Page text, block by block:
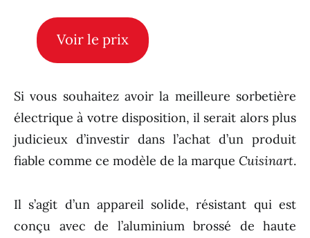
Voir le prix
Si vous souhaitez avoir la meilleure sorbetière
électrique à votre disposition, il serait alors plus
judicieux d’investir dans l’achat d’un produit
fiable comme ce modèle de la marque Cuisinart.
Il s’agit d’un appareil solide, résistant qui est
conçu avec de l’aluminium brossé de haute